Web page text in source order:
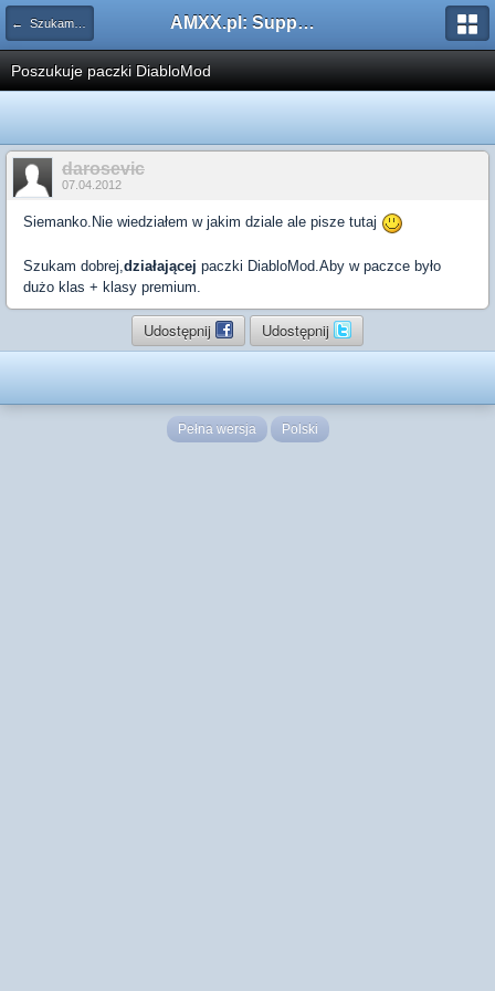
← Szukam pluginu AMXX.pl: Support AMX Mod X i SourceMod
Poszukuje paczki DiabloMod
darosevic
07.04.2012
Siemanko.Nie wiedziałem w jakim dziale ale pisze tutaj
Szukam dobrej, działającej paczki DiabloMod.Aby w paczce było
dużo klas + klasy premium.
Udostępnij Udostępnij
Pełna wersja Polski